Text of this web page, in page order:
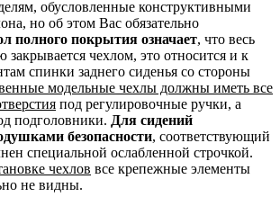
обусловленные конструктивными
но об этом Вас обязательно
полного покрытия означает, что весь
закрывается чехлом, это относится и к
спинки заднего сиденья со стороны
модельные чехлы должны иметь все
под регулировочные ручки, а
подголовники. Для сидений
безопасности, соответствующий
специальной ослабленной строчкой.
чехлов все крепежные элементы
не видны.